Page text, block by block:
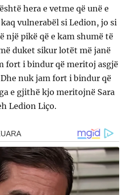
hera e vetme që unë e
vulnerabël si Ledion, jo si
një pikë që e kam shumë të
duket sikur lotët më janë
fort i bindur që meritoj asgjë
nuk jam fort i bindur që
e gjithë kjo meritojnë Sara
Ledion Liço.